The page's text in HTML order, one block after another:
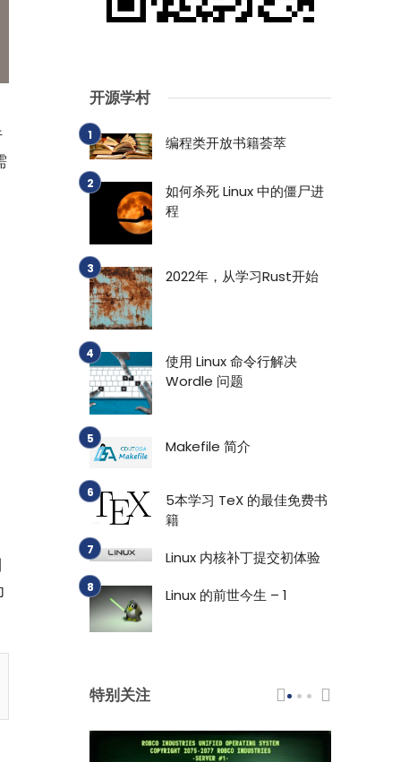
开源学村
编程类开放书籍荟萃
如何杀死 Linux 中的僵尸进
程
2022年，从学习Rust开始
使用 Linux 命令行解决
Wordle 问题
Makefile 简介
5本学习 TeX 的最佳免费书
籍
Linux 内核补丁提交初体验
Linux 的前世今生 – 1
特别关注